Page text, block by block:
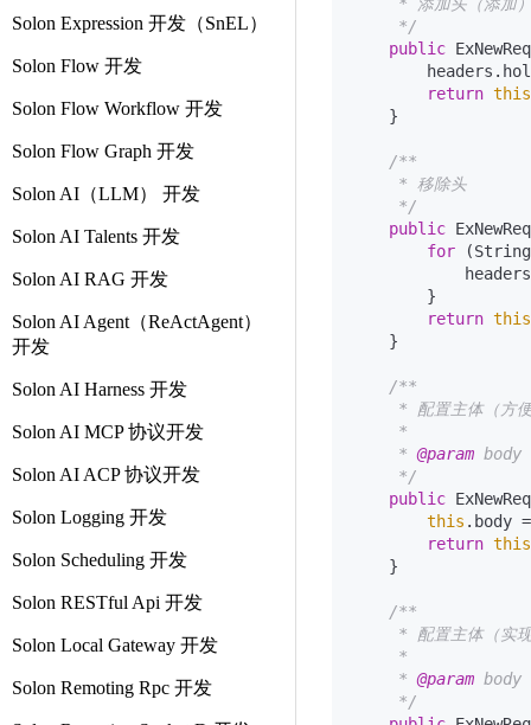
Solon Expression 开发（SnEL）
Solon Flow 开发
Solon Flow Workflow 开发
Solon Flow Graph 开发
Solon AI（LLM） 开发
Solon AI Talents 开发
Solon AI RAG 开发
Solon AI Agent（ReActAgent）
开发
Solon AI Harness 开发
Solon AI MCP 协议开发
Solon AI ACP 协议开发
Solon Logging 开发
Solon Scheduling 开发
Solon RESTful Api 开发
Solon Local Gateway 开发
Solon Remoting Rpc 开发
     */
public
return this
    }
/**
     * 移除头
     */
public
for
        }
return this
    }
/**
* 配置主体（方
     *
     *
@param body
     */
public
this .body
return this
    }
/**
* 配置主体（实
     *
     *
@param body
     */